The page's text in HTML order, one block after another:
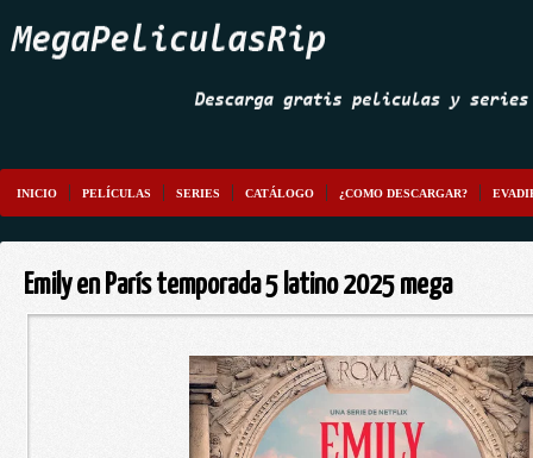
INICIO PELÍCULAS SERIES CATÁLOGO ¿COMO DESCARGAR?
Emily en París temporada 5 latino 2025 mega